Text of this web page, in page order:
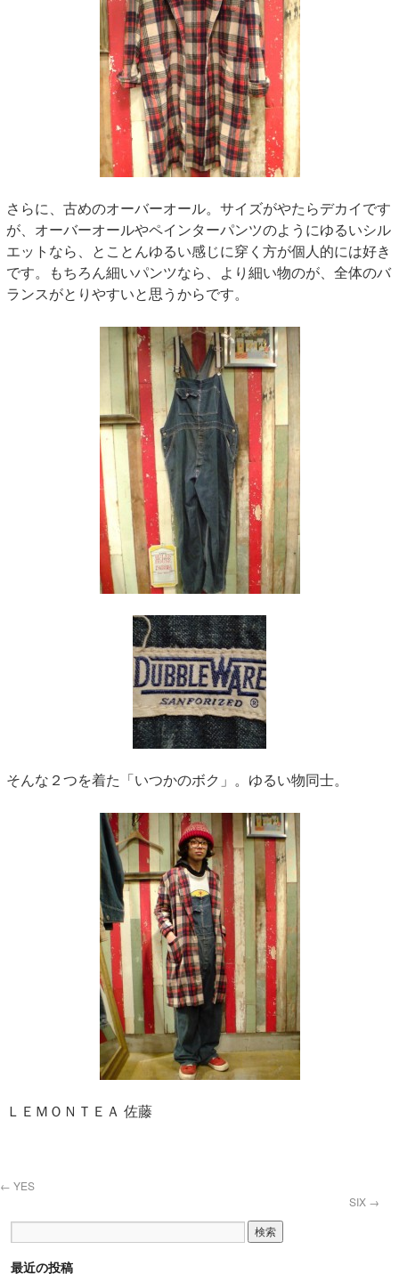
さらに、古めのオーバーオール。サイズがやたらデカイです
が、オーバーオールやペインターパンツのようにゆるいシル
エットなら、とことんゆるい感じに穿く方が個人的には好き
です。もちろん細いパンツなら、より細い物のが、全体のバ
ランスがとりやすいと思うからです。
そんな２つを着た「いつかのボク」。ゆるい物同士。
ＬＥＭＯＮＴＥＡ 佐藤
← YES
SIX →
最近の投稿